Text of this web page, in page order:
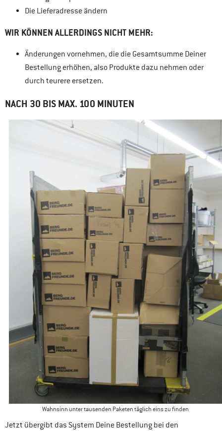
Die Lieferadresse ändern
WIR KÖNNEN ALLERDINGS NICHT MEHR:
Änderungen vornehmen, die die Gesamtsumme Deiner
Bestellung erhöhen, also Produkte dazu nehmen oder
durch teurere ersetzen.
NACH 30 BIS MAX. 100 MINUTEN
Wahnsinn unter tausenden Paketen täglich eins zu finden
Jetzt übergibt das System Deine Bestellung bei den